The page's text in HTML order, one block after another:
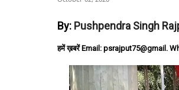
By: Pushpendra Singh
हमें ख़बरें Email: psrajput75@gmail.